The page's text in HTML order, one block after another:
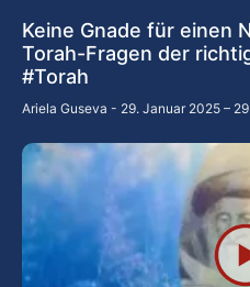
Keine Gnade für einen
Torah-Fragen der
#Torah
Ariela Guseva 29. Januar 2025 –